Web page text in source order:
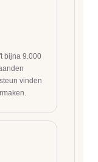
bijna 9.000
vinden